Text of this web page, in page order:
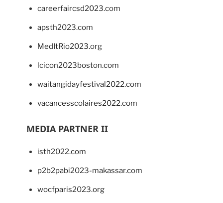
careerfaircsd2023.com
apsth2023.com
MedItRio2023.org
lcicon2023boston.com
waitangidayfestival2022.com
vacancesscolaires2022.com
MEDIA PARTNER II
isth2022.com
p2b2pabi2023-makassar.com
wocfparis2023.org